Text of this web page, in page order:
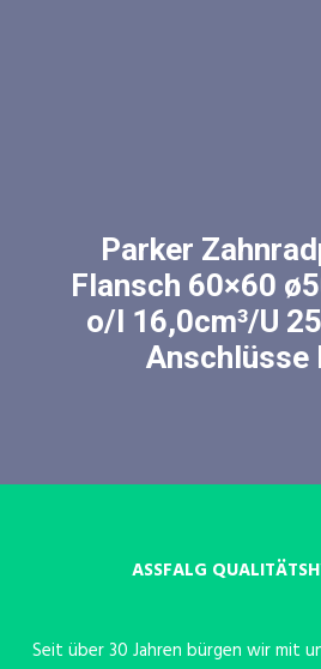
Parker
Flansch 60×60
o/l 16,0cm³/U
Anschlüsse
ASSFALG
Seit über 30 Jahren bürgen wir mit